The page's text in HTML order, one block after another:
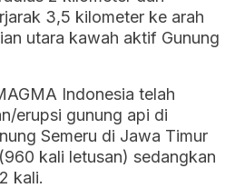
3,5 kilometer ke arah
utara kawah aktif Gunung
Indonesia telah
erupsi gunung api di
Semeru di Jawa Timur
kali letusan) sedangkan
kali.